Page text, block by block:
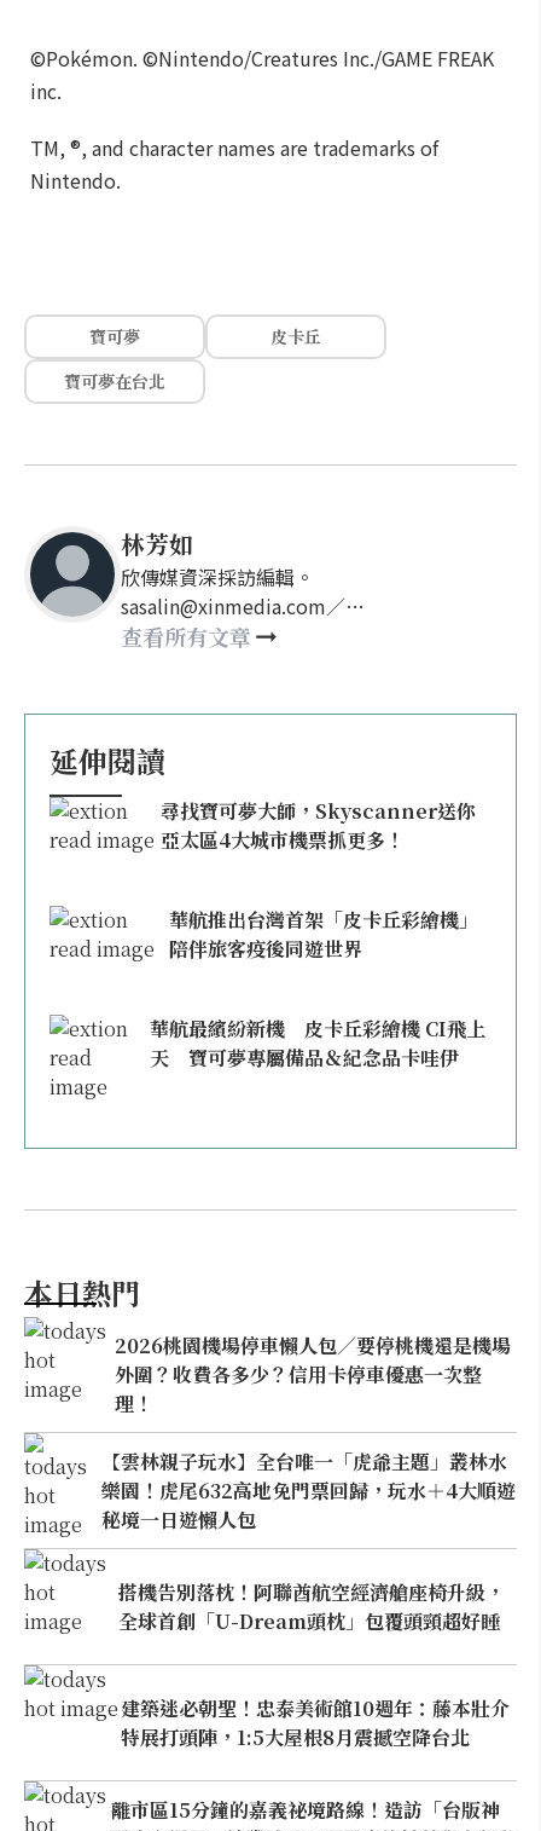
©Pokémon. ©Nintendo/Creatures Inc./GAME FREAK
inc.
TM, ®, and character names are trademarks of
Nintendo.
寶可夢
皮卡丘
寶可夢在台北
林芳如
欣傳媒資深採訪編輯。
sasalin@xinmedia.com／
happy21917@gmail.com
查看所有文章
延伸閱讀
尋找寶可夢大師，Skyscanner送你
亞太區4大城市機票抓更多！
華航推出台灣首架「皮卡丘彩繪機」
陪伴旅客疫後同遊世界
華航最繽紛新機 皮卡丘彩繪機 CI飛上
天 寶可夢專屬備品＆紀念品卡哇伊
本日熱門
2026桃園機場停車懶人包／要停桃機還是機場
外圍？收費各多少？信用卡停車優惠一次整
理！
【雲林親子玩水】全台唯一「虎爺主題」叢林水
樂園！虎尾632高地免門票回歸，玩水＋4大順遊
秘境一日遊懶人包
搭機告別落枕！阿聯酋航空經濟艙座椅升級，
全球首創「U-Dream頭枕」包覆頭頸超好睡
建築迷必朝聖！忠泰美術館10週年：藤本壯介
特展打頭陣，1:5大屋根8月震撼空降台北
離市區15分鐘的嘉義祕境路線！造訪「台版神